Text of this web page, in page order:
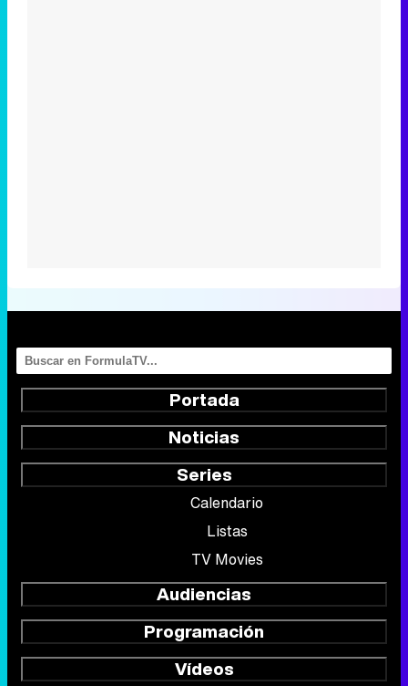
Portada
Noticias
Series
Calendario
Listas
TV Movies
Audiencias
Programación
Vídeos